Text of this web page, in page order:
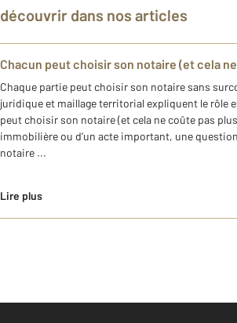
À découvrir dans nos articles
Chacun peut choisir son notaire (et cela
Chaque partie peut choisir son notaire sans
juridique et maillage territorial expliquent le rôle
peut choisir son notaire (et cela ne coûte pas plus
immobilière ou d’un acte important, une
notaire ...
Lire plus